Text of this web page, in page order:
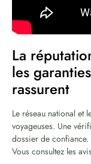
La
les
rassurent
Le réseau national et
voyageuses. Une
dossier de confiance.
Vous consultez les